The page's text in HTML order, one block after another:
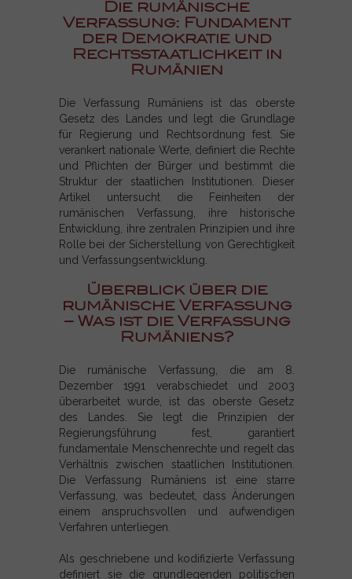
Die rumänische
Verfassung: Fundament
der Demokratie und
Rechtsstaatlichkeit in
Rumänien
Die Verfassung Rumäniens ist das oberste
Gesetz des Landes und legt die Grundlage
für Regierung und Rechtsordnung fest. Sie
verankert nationale Werte, definiert die Rechte
und Pflichten der Bürger und bestimmt die
Struktur der staatlichen Institutionen. Dieser
Artikel untersucht die Feinheiten der
rumänischen Verfassung, ihre historische
Entwicklung, ihre zentralen Prinzipien und ihre
Rolle bei der Sicherstellung von Gerechtigkeit
und Verfassungsentwicklung.
Überblick über die
rumänische Verfassung
– Was ist die Verfassung
Rumäniens?
Die rumänische Verfassung, die am 8.
Dezember 1991 verabschiedet und 2003
überarbeitet wurde, ist das oberste Gesetz
des Landes. Sie legt die Prinzipien der
Regierungsführung fest, garantiert
fundamentale Menschenrechte und regelt das
Verhältnis zwischen staatlichen Institutionen.
Die Verfassung Rumäniens ist eine starre
Verfassung, was bedeutet, dass Änderungen
einem anspruchsvollen und aufwendigen
Verfahren unterliegen.
Als geschriebene und kodifizierte Verfassung
definiert sie die grundlegenden politischen